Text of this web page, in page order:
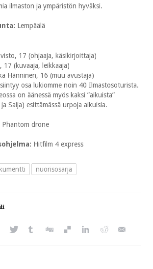
ilmaston ja ympäristön hyväksi.
Lempäälä
17 (ohjaaja, käsikirjoittaja)
17 (kuvaaja, leikkaaja)
Hänninen, 16 (muu avustaja)
osa lukiomme noin 40 Ilmastosoturista.
on äänessä myös kaksi ”aikuista”
Saija) esittämässä urpoja aikuisia.
Phantom drone
Hitfilm 4 express
nuorisosarja